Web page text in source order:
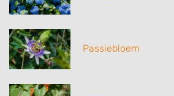
Passiebloem